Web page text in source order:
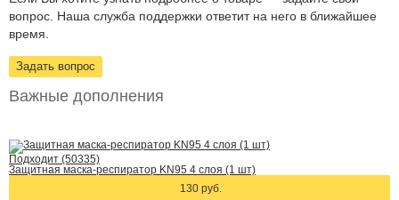
вопрос. Наша служба поддержки ответит на него в ближайшее
время.
Задать вопрос
Важные дополнения
Подходит (50335)
Защитная маска-респиратор KN95 4 слоя (1 шт)
130 руб.